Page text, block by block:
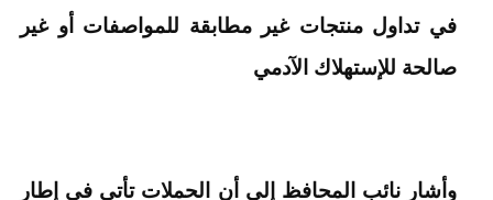
في تداول منتجات غير مطابقة للمواصفات أو غير
صالحة للإستهلاك الآدمي
وأشار نائب المحافظ إلى أن الحملات تأتي في إطار